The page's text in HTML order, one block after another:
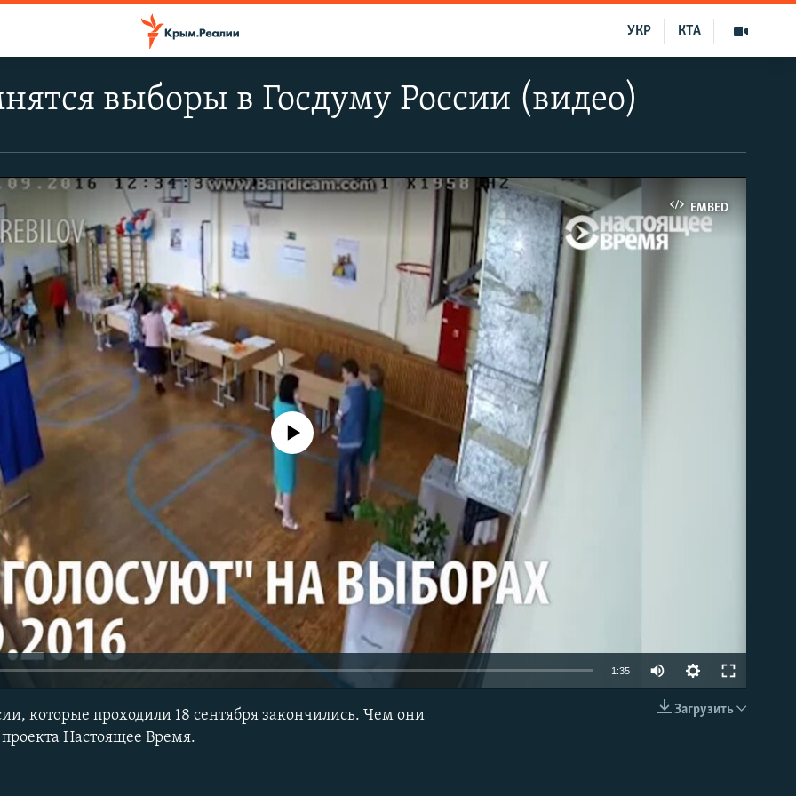
КТА
УКР
выборы в Госдуму России (видео)
EMBED
EMBED
No media source currently available
1:35
Загрузить
которые проходили 18 сентября закончились. Чем они
Настоящее Время.